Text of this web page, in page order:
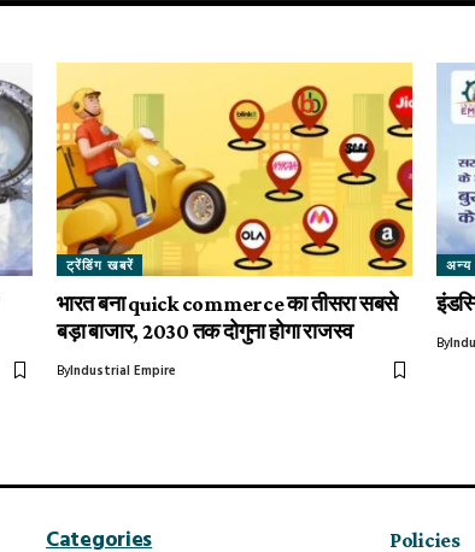
ट्रेंडिंग खबरें
भारत बना quick commerce का तीसरा सबसे
बड़ा बाजार, 2030 तक दोगुना होगा राजस्व
ByIndustrial Empire
अन्य
By
Categories Policies